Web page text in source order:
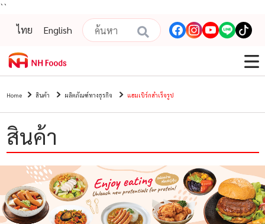
``
ไทย
English
Home สินค้า ผลิตภัณฑ์ทางธุรกิจ แฮมเบิร์กสำเร็จรูป
สินค้า